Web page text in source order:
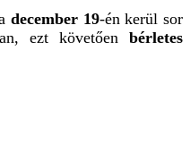
december 19-én kerül sor
ezt követően bérletes